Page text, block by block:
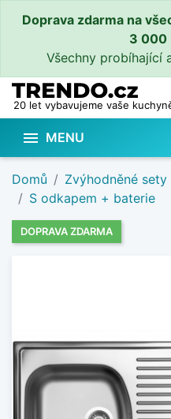
Doprava zdarma na
3 000
Všechny probíhající
20 let vybavujeme vaše
 MENU
Domů Zvýhodněné sety
S odkapem + baterie
DOPRAVA ZDARMA